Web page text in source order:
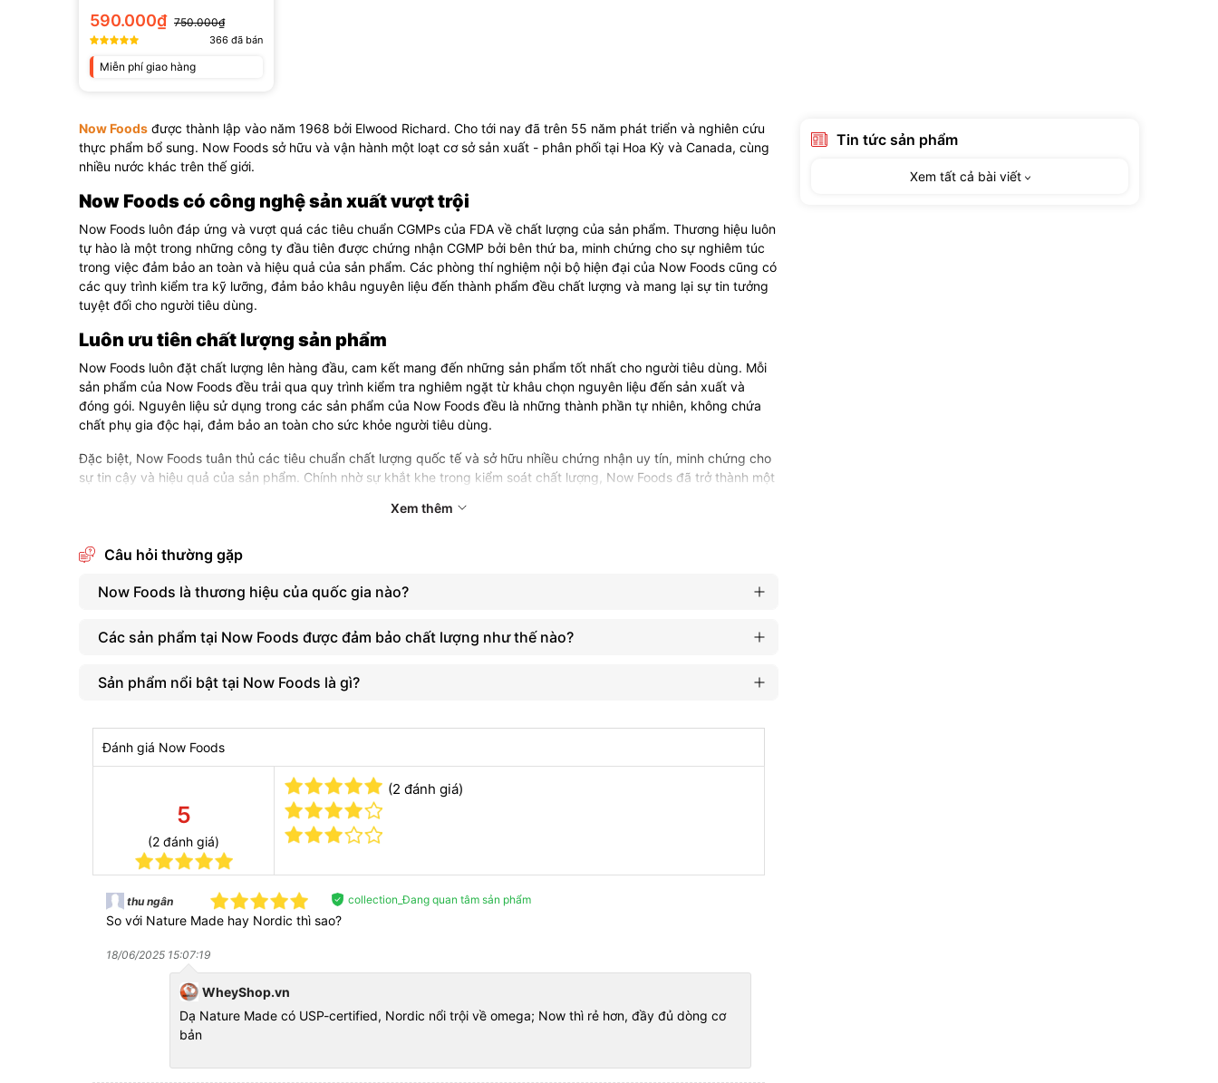
590.000₫ 750.000₫
366đã bán
Miễn phí giao hàng
Now Foods được thành lập vào năm 1968 bởi Elwood Richard. Cho tới nay đã trên 55 năm phát triển và nghiên cứu
thực phẩm bổ sung. Now Foods sở hữu và vận hành một loạt cơ sở sản xuất - phân phối tại Hoa Kỳ và Canada, cùng
nhiều nước khác trên thế giới.
Now Foods có công nghệ sản xuất vượt trội
Now Foods luôn đáp ứng và vượt quá các tiêu chuẩn CGMPs của FDA về chất lượng của sản phẩm. Thương hiệu luôn
tự hào là một trong những công ty đầu tiên được chứng nhận CGMP bởi bên thứ ba, minh chứng cho sự nghiêm túc
trong việc đảm bảo an toàn và hiệu quả của sản phẩm. Các phòng thí nghiệm nội bộ hiện đại của Now Foods cũng có
các quy trình kiểm tra kỹ lưỡng, đảm bảo khâu nguyên liệu đến thành phẩm đều chất lượng và mang lại sự tin tưởng
tuyệt đối cho người tiêu dùng.
Luôn ưu tiên chất lượng sản phẩm
Now Foods luôn đặt chất lượng lên hàng đầu, cam kết mang đến những sản phẩm tốt nhất cho người tiêu dùng. Mỗi
sản phẩm của Now Foods đều trải qua quy trình kiểm tra nghiêm ngặt từ khâu chọn nguyên liệu đến sản xuất và
đóng gói. Nguyên liệu sử dụng trong các sản phẩm của Now Foods đều là những thành phần tự nhiên, không chứa
chất phụ gia độc hại, đảm bảo an toàn cho sức khỏe người tiêu dùng.
Đặc biệt, Now Foods tuân thủ các tiêu chuẩn chất lượng quốc tế và sở hữu nhiều chứng nhận uy tín, minh chứng cho
sự tin cậy và hiệu quả của sản phẩm. Chính nhờ sự khắt khe trong kiểm soát chất lượng, Now Foods đã trở thành một
Là sự lựa chọn hàng đầu của gymer, vận động viên,... Now Foods nổi bật với một số cái tên như:
Xem thêm
Câu hỏi thường gặp
Now Foods là thương hiệu của quốc gia nào?
Các sản phẩm tại Now Foods được đảm bảo chất lượng như thế nào?
Sản phẩm nổi bật tại Now Foods là gì?
Đánh giá Now Foods
5
(2 đánh giá)
(2 đánh giá)
thu ngân collection_Đang quan tâm sản phẩm
So với Nature Made hay Nordic thì sao?
18/06/2025 15:07:19
WheyShop.vn
Dạ Nature Made có USP-certified, Nordic nổi trội về omega; Now thì rẻ hơn, đầy đủ dòng cơ
bản
Tin tức sản phẩm
Xem tất cả bài viết